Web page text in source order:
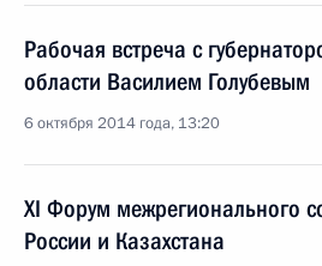
Рабочая встреча с
области Василием Голубевым
6 октября 2014 года, 13:20
XI Форум межрегионального
России и Казахстана